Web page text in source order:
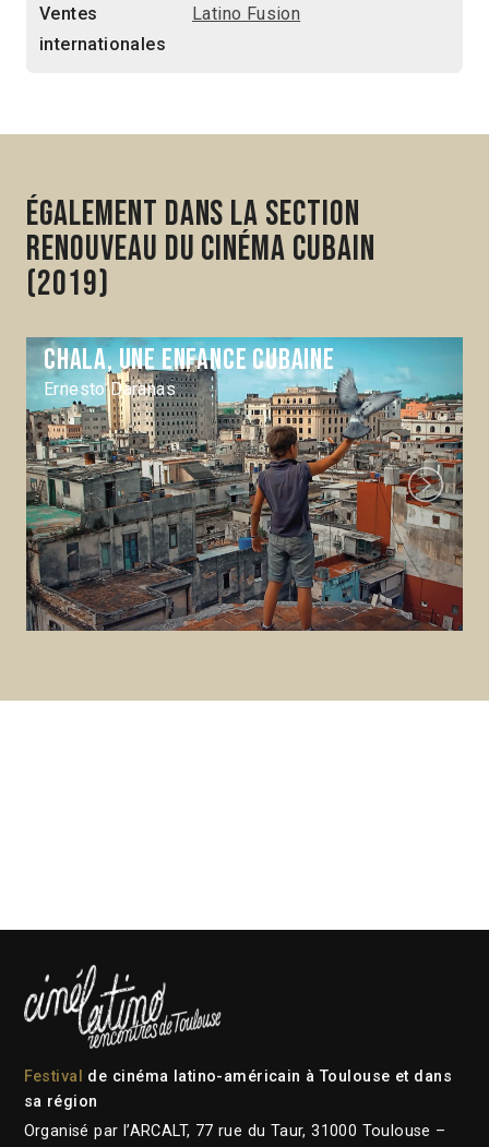
Ventes
internationales
Latino Fusion
Également dans la section
Renouveau du cinéma cubain
(2019)
Chala, une enfance cubaine
Ernesto Daranas
Next
Festival
de cinéma latino-américain à Toulouse et dans
sa région
Organisé par l’ARCALT, 77 rue du Taur, 31000 Toulouse –